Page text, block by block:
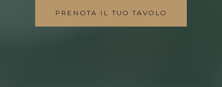
PRENOTA IL TUO TAVOLO